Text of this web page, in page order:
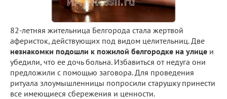
82-летняя жительница Белгорода стала жертвой
аферисток, действующих под видом целительниц. Две
незнакомки подошли к пожилой белгородке на улице и
убедили, что ее дочь больна. Избавиться от недуга они
предложили с помощью заговора. Для проведения
ритуала злоумышленницы попросили старушку принести
все имеющиеся сбережения и ценности.